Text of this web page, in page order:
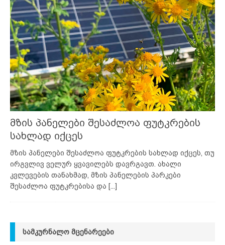
მზის პანელები შესაძლოა ფუტკრების
სახლად იქცეს
მზის პანელები შესაძლოა ფუტკრების სახლად იქცეს, თუ
ირგვლივ ველურ ყვავილებს დავრგავთ. ახალი
კვლევების თანახმად, მზის პანელების პარკები
შესაძლოა ფუტკრებისა და [...]
ᲡᲐᲛᲙᲣᲠᲜᲐᲚᲝ ᲛᲪᲔᲜᲐᲠᲔᲔᲑᲘ